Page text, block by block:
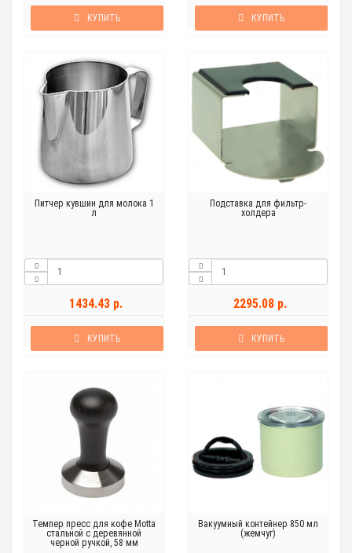
КУПИТЬ КУПИТЬ
Питчер кувшин для молока 1
л
1434.43 р.
КУПИТЬ
Подставка для фильтр-
холдера
2295.08 р.
КУПИТЬ
Темпер пресс для кофе Motta
стальной с деревянной
черной ручкой, 58 мм
Вакуумный контейнер 850 мл
(жемчуг)